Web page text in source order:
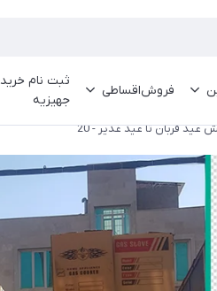
فروش‌اقساطی
ثبت نام خرید
جهیزیه
قربان تا عید غدیر - 20